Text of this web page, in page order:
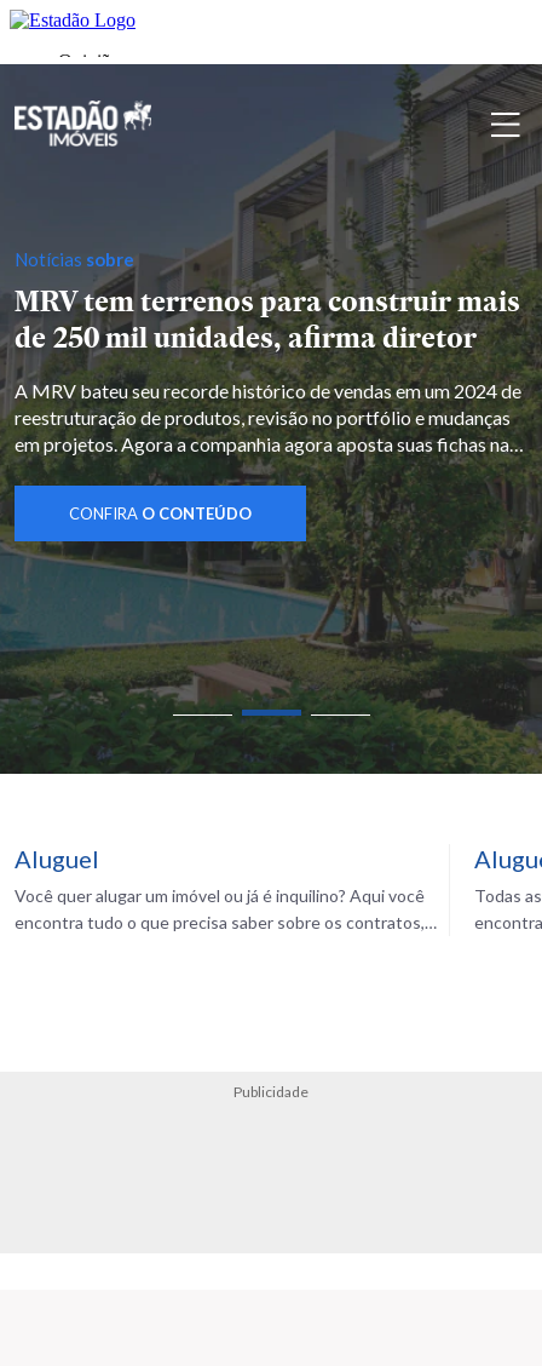
Notícias sobre
MRV tem terrenos para construir mais
de 250 mil unidades, afirma diretor
A MRV bateu seu recorde histórico de vendas em um 2024 de
reestruturação de produtos, revisão no portfólio e mudanças
em projetos. Agora a companhia agora aposta suas fichas na
adaptação a mercados regionais, em um opulento banco de
terrenos e até em propaganda no Big Brother Brasil para
surfar o bom momento do Minha […]
CONFIRA O CONTEÚDO
Aluguel
Você quer alugar um imóvel ou já é inquilino? Aqui você
encontra tudo o que precisa saber sobre os contratos,
Todas
Publicidade